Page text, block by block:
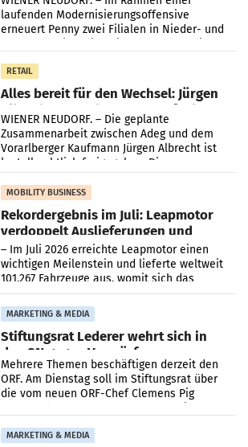
laufenden Modernisierungsoffensive
erneuert Penny zwei Filialen in Nieder- und
RETAIL
Alles bereit für den Wechsel: Jürgen
Albrecht setzt ab 1.1.2027 auf Adeg
WIENER NEUDORF. – Die geplante
Zusammenarbeit zwischen Adeg und dem
Vorarlberger Kaufmann Jürgen Albrecht ist
kartellrechtlich freigegeben: Die
Bundeswettbewerbsbehörde und der
Bundeskartellanwalt
MOBILITY BUSINESS
Rekordergebnis im Juli: Leapmotor
verdoppelt Auslieferungen und
überschreitet die 100.000er-Marke
– Im Juli 2026 erreichte Leapmotor einen
wichtigen Meilenstein und lieferte weltweit
101.267 Fahrzeuge aus, womit sich das
Ergebnis gegenüber Juli 2025 mehr als
verdoppelte (+102
MARKETING & MEDIA
Stiftungsrat Lederer wehrt sich in
den SN gegen Vorwürfe
Mehrere Themen beschäftigen derzeit den
ORF. Am Dienstag soll im Stiftungsrat über
die vom neuen ORF-Chef Clemens Pig
MARKETING & MEDIA